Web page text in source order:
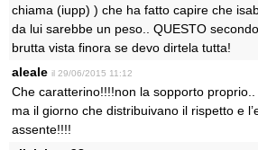
chiama (iupp) ) che ha fatto capire che
da lui sarebbe un peso.. QUESTO
brutta vista finora se devo dirtela tutta!
aleale il 29/06/2015 11:12
Che caratterino!!!!non la sopporto
ma il giorno che distribuivano il rispetto e
assente!!!!